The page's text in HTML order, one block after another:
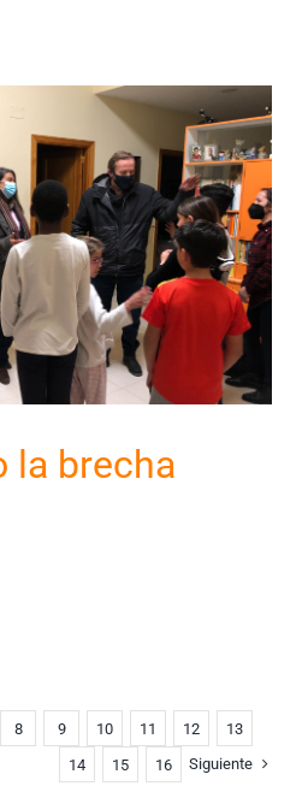
la brecha
8 9 10 11 12
13
14
15 16 Siguiente